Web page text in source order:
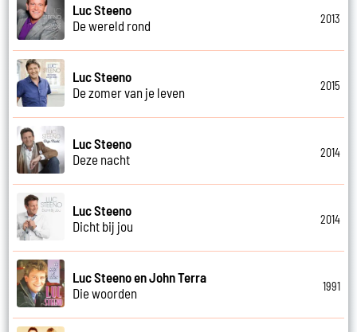
Luc Steeno
De wereld rond
2013
Luc Steeno
De zomer van je leven
2015
Luc Steeno
Deze nacht
2014
Luc Steeno
Dicht bij jou
2014
Luc Steeno en John Terra
Die woorden
1991